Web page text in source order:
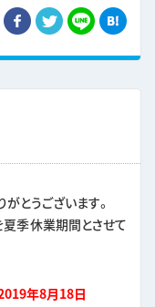
とうございます。
季休業期間とさせて
年8月18日